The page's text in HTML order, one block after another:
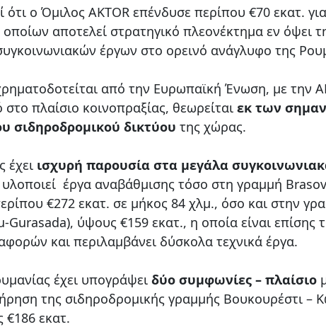
ότι ο Όμιλος AKTOR επένδυσε περίπου €70 εκατ.
αποτελεί στρατηγικό πλεονέκτημα εν όψει
έργων στο ορεινό ανάγλυφο της
από την Ευρωπαϊκή Ένωση, με την
πλαίσιο κοινοπραξίας, θεωρείται εκ των
σιδηροδρομικού δικτύου της χώρας.
έχει ισχυρή παρουσία στα μεγάλα
έργα αναβάθμισης τόσο στη γραμμή
€272 εκατ. σε μήκος 84 χλμ., όσο και στην
ύψους €159 εκατ., η οποία είναι επίσης
και περιλαμβάνει δύσκολα τεχνικά έργα.
έχει υπογράψει δύο συμφωνίες – πλαίσιο
της σιδηροδρομικής γραμμής Βουκουρέστι –
€186 εκατ.